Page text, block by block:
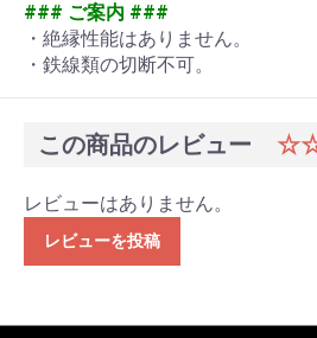
### ご案内 ###
・絶縁性能はありません。
・鉄線類の切断不可。
この商品のレビュー
レビューはありません。
レビューを投稿